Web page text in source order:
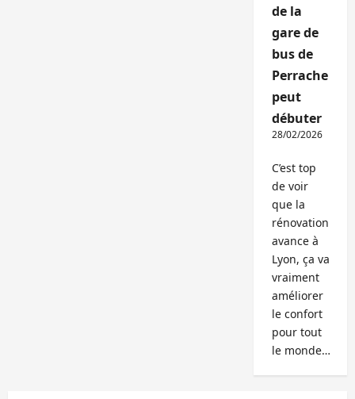
de la
gare de
bus de
Perrache
peut
débuter
28/02/2026
C’est top
de voir
que la
rénovation
avance à
Lyon, ça va
vraiment
améliorer
le confort
pour tout
le monde…